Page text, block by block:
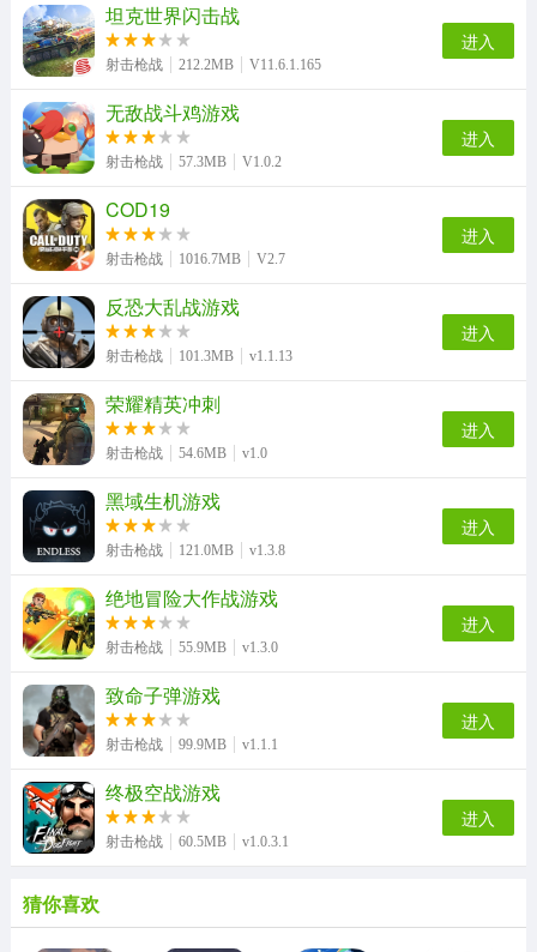
坦克世界闪击战
射击枪战 212.2MB V11.6.1.165
进入
无敌战斗鸡游戏
射击枪战 57.3MB V1.0.2
进入
COD19
射击枪战 1016.7MB V2.7
进入
反恐大乱战游戏
射击枪战 101.3MB v1.1.13
进入
荣耀精英冲刺
射击枪战 54.6MB v1.0
进入
黑域生机游戏
射击枪战 121.0MB v1.3.8
进入
绝地冒险大作战游戏
射击枪战 55.9MB v1.3.0
进入
致命子弹游戏
射击枪战 99.9MB v1.1.1
进入
终极空战游戏
射击枪战 60.5MB v1.0.3.1
进入
猜你喜欢